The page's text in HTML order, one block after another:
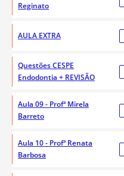
Reginato
AULA EXTRA
Questões CESPE
Endodontia + REVISÃO
Aula 09 - Profª Mirela
Barreto
Aula 10 - Profª Renata
Barbosa